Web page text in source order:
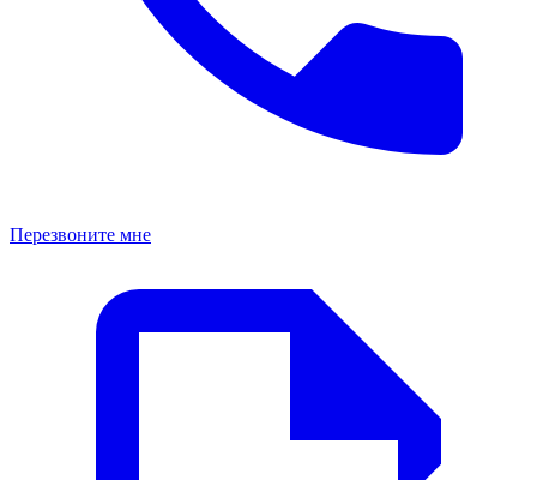
Перезвоните мне